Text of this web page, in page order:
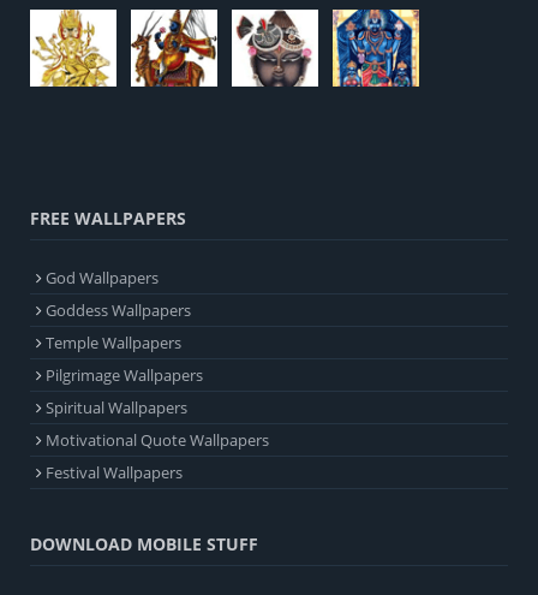
FREE WALLPAPERS
God Wallpapers
Goddess Wallpapers
Temple Wallpapers
Pilgrimage Wallpapers
Spiritual Wallpapers
Motivational Quote Wallpapers
Festival Wallpapers
DOWNLOAD MOBILE STUFF